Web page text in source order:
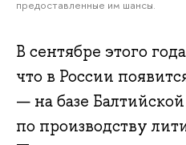
предоставленные им шансы.
В сентябре этого
что в России
— на базе
по производству